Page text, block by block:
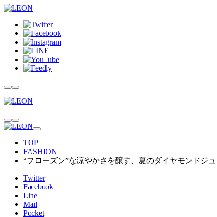
TOP
FASHION
“フローズン”な涼やかさを醸す、夏のダイヤモンドジ
Twitter
Facebook
Line
Mail
Pocket